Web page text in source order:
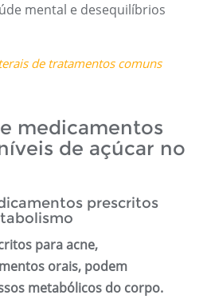
mental e desequilíbrios
de tratamentos comuns
medicamentos
de açúcar no
prescritos
para acne,
orais, podem
metabólicos do corpo.